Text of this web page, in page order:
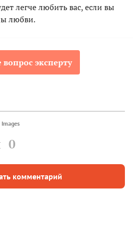
легче любить вас, если вы
любви.
вопрос эксперту
0
комментарий